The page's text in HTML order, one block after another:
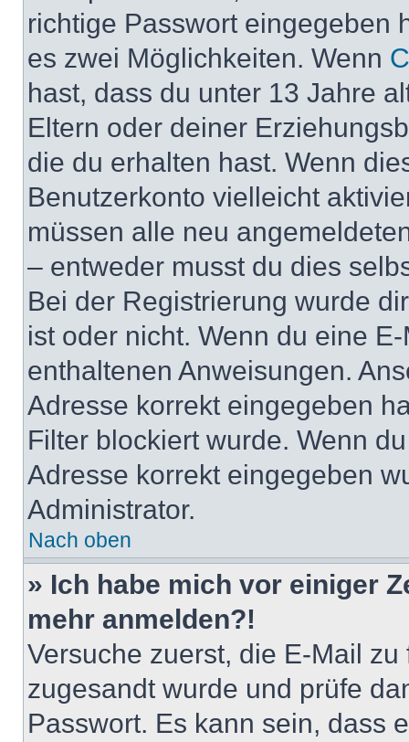
richtige Passwort eingegeben
es zwei Möglichkeiten. Wenn
hast, dass du unter 13 Jahre
Eltern oder deiner
die du erhalten hast. Wenn
Benutzerkonto vielleicht
müssen alle neu
– entweder musst du dies
Bei der Registrierung wurde
ist oder nicht. Wenn du eine
enthaltenen Anweisungen.
Adresse korrekt eingegeben
Filter blockiert wurde. Wenn
Adresse korrekt eingegeben
Administrator.
Nach oben
» Ich habe mich vor einiger
mehr anmelden?!
Versuche zuerst, die E-Mail
zugesandt wurde und prüfe
Passwort. Es kann sein, dass